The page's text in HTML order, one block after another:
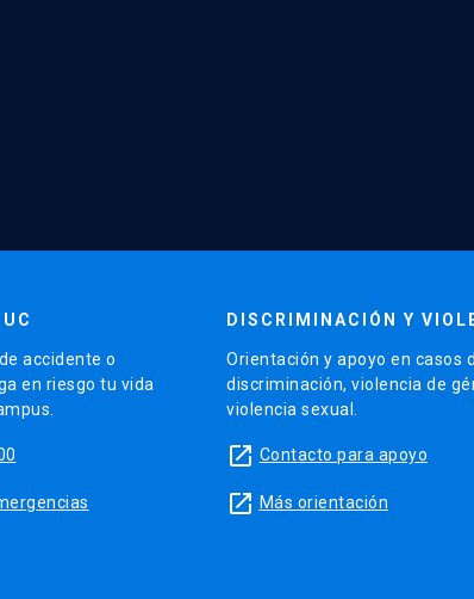
accidente o
en riesgo tu vida
DISCRIMINACIÓN Y
Orientación y apoyo en casos
discriminación, violencia de
violencia sexual.
launch Contacto para apoyo
launch Más orientación